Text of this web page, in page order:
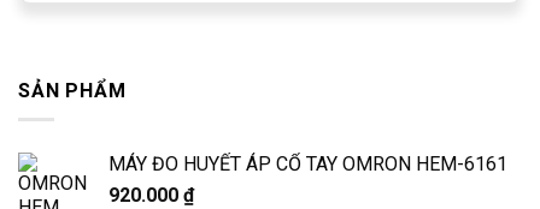
SẢN PHẨM
MÁY ĐO HUYẾT ÁP CỔ TAY OMRON HEM-6161
920.000 ₫